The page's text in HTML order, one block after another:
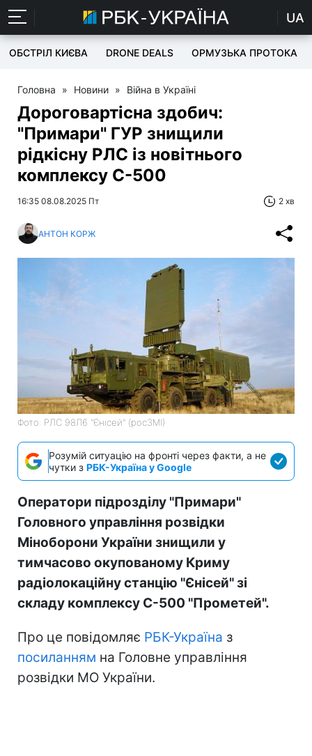
UA
ОБСТРІЛ КИЄВА DRONE DEALS ОРМУЗЬКА ПРОТОКА
Головна » Новини » Війна в Україні
Дороговартісна здобич:
"Примари" ГУР знищили
рідкісну РЛС із новітнього
комплексу С-500
16:35 08.08.2025 Пт 2 хв
АНТОН КОРЖ
Фото: РЛС 98Л6 "Єнісей" (росЗМІ)
Розумій ситуацію на фронті через факти, а не
чутки з РБК-Україна у Google
Оператори підрозділу "Примари"
Головного управління розвідки
Міноборони України знищили у
тимчасово окупованому Криму
радіолокаційну станцію "Єнісей" зі
складу комплексу С-500 "Прометей".
Про це повідомляє РБК-Україна з
посиланням на Головне управління
розвідки МО України.